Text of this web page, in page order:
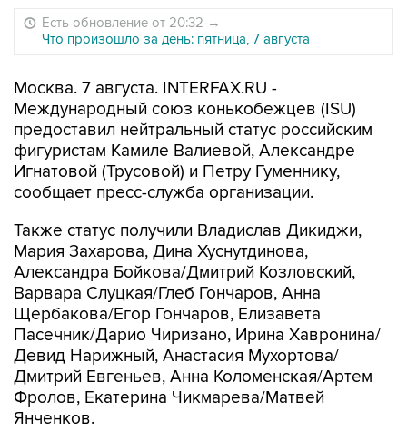
Есть обновление от 20:32 →
Что произошло за день: пятница, 7 августа
Москва. 7 августа. INTERFAX.RU -
Международный союз конькобежцев (ISU)
предоставил нейтральный статус российским
фигуристам Камиле Валиевой, Александре
Игнатовой (Трусовой) и Петру Гуменнику,
сообщает пресс-служба организации.
Также статус получили Владислав Дикиджи,
Мария Захарова, Дина Хуснутдинова,
Александра Бойкова/Дмитрий Козловский,
Варвара Слуцкая/Глеб Гончаров, Анна
Щербакова/Егор Гончаров, Елизавета
Пасечник/Дарио Чиризано, Ирина Хавронина/
Девид Нарижный, Анастасия Мухортова/
Дмитрий Евгеньев, Анна Коломенская/Артем
Фролов, Екатерина Чикмарева/Матвей
Янченков.